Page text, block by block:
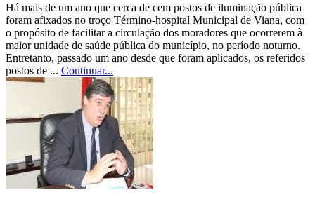
Há mais de um ano que cerca de cem postos de iluminação pública
foram afixados no troço Término-hospital Municipal de Viana, com
o propósito de facilitar a circulação dos moradores que ocorrerem à
maior unidade de saúde pública do município, no período noturno.
Entretanto, passado um ano desde que foram aplicados, os referidos
postos de ... Continuar...